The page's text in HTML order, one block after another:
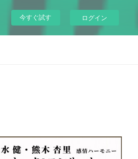
今すぐ試す ログイン